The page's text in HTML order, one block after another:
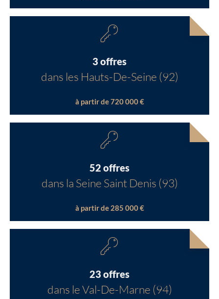
3 offres
dans les Hauts-De-Seine (92)
à partir de 720 000 €
52 offres
dans la Seine Saint Denis (93)
à partir de 285 000 €
23 offres
dans le Val-De-Marne (94)